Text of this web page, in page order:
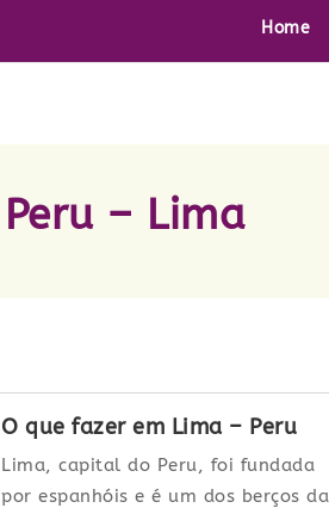
Home
Peru – Lima
O que fazer em Lima – Peru
Lima, capital do Peru, foi fundada
por espanhóis e é um dos berços da